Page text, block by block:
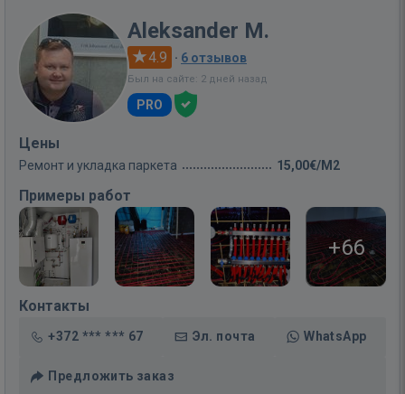
Aleksander M.
4.9 · 6 отзывов
Был на сайте: 2 дней назад
PRO
Цены
Ремонт и укладка паркета 15,00€/M2
Примеры работ
+66
Контакты
+372 *** *** 67 Эл. почта WhatsApp
Предложить заказ